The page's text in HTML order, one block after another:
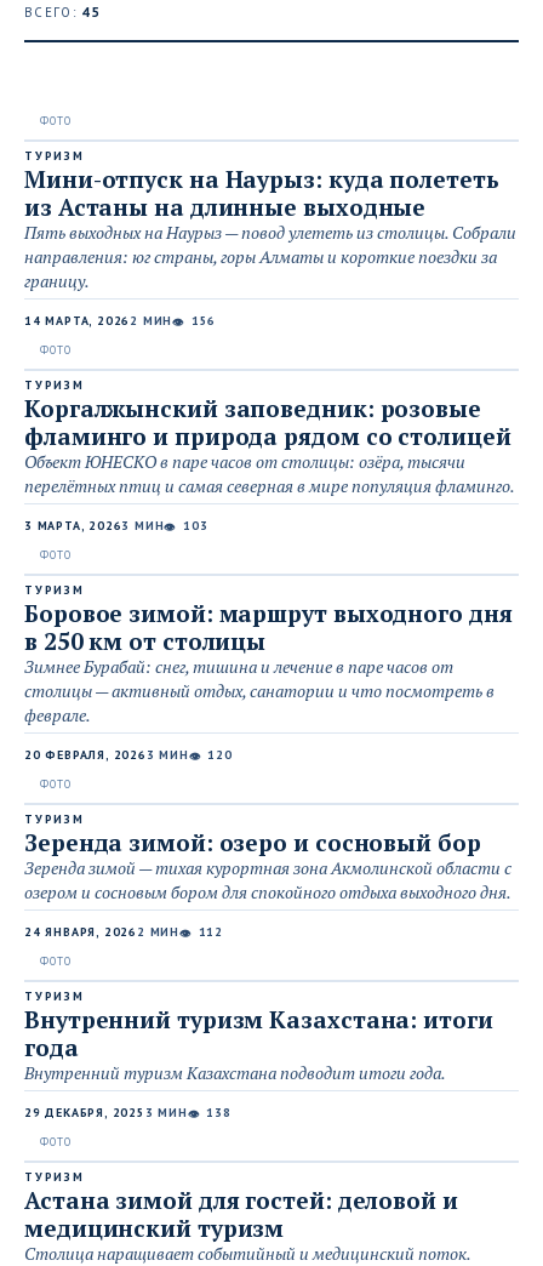
ВСЕГО: 45
ТУРИЗМ
Мини-отпуск на Наурыз: куда полететь
из Астаны на длинные выходные
Пять выходных на Наурыз — повод улететь из столицы. Собрали
направления: юг страны, горы Алматы и короткие поездки за
границу.
14 МАРТА, 2026 2 МИН👁 156
ТУРИЗМ
Коргалжынский заповедник: розовые
фламинго и природа рядом со столицей
Объект ЮНЕСКО в паре часов от столицы: озёра, тысячи
перелётных птиц и самая северная в мире популяция фламинго.
3 МАРТА, 20263 МИН👁 103
ТУРИЗМ
Боровое зимой: маршрут выходного дня
в 250 км от столицы
Зимнее Бурабай: снег, тишина и лечение в паре часов от
столицы — активный отдых, санатории и что посмотреть в
феврале.
20 ФЕВРАЛЯ, 2026 3 МИН👁 120
ТУРИЗМ
Зеренда зимой: озеро и сосновый бор
Зеренда зимой — тихая курортная зона Акмолинской области с
озером и сосновым бором для спокойного отдыха выходного дня.
24 ЯНВАРЯ, 2026 2 МИН👁 112
ТУРИЗМ
Внутренний туризм Казахстана: итоги
года
Внутренний туризм Казахстана подводит итоги года.
29 ДЕКАБРЯ, 2025 3 МИН👁 138
ТУРИЗМ
Астана зимой для гостей: деловой и
медицинский туризм
Столица наращивает событийный и медицинский поток.